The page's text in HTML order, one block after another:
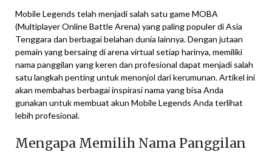
Mobile Legends telah menjadi salah satu game MOBA
(Multiplayer Online Battle Arena) yang paling populer di Asia
Tenggara dan berbagai belahan dunia lainnya. Dengan jutaan
pemain yang bersaing di arena virtual setiap harinya, memiliki
nama panggilan yang keren dan profesional dapat menjadi salah
satu langkah penting untuk menonjol dari kerumunan. Artikel ini
akan membahas berbagai inspirasi nama yang bisa Anda
gunakan untuk membuat akun Mobile Legends Anda terlihat
lebih profesional.
Mengapa Memilih Nama Panggilan